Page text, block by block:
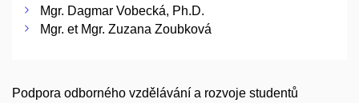
Mgr. Dagmar Vobecká, Ph.D.
Mgr. et Mgr. Zuzana Zoubková
Podpora odborného vzdělávání a rozvoje studentů